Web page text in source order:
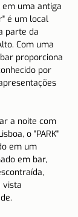
em uma antiga
é um local
parte da
Com uma
proporciona
por
a noite com
o "PARK"
em um
em bar,
vista